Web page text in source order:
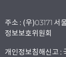
주소 : (우)03171 서
정보보호위원회
개인정보침해신고 :